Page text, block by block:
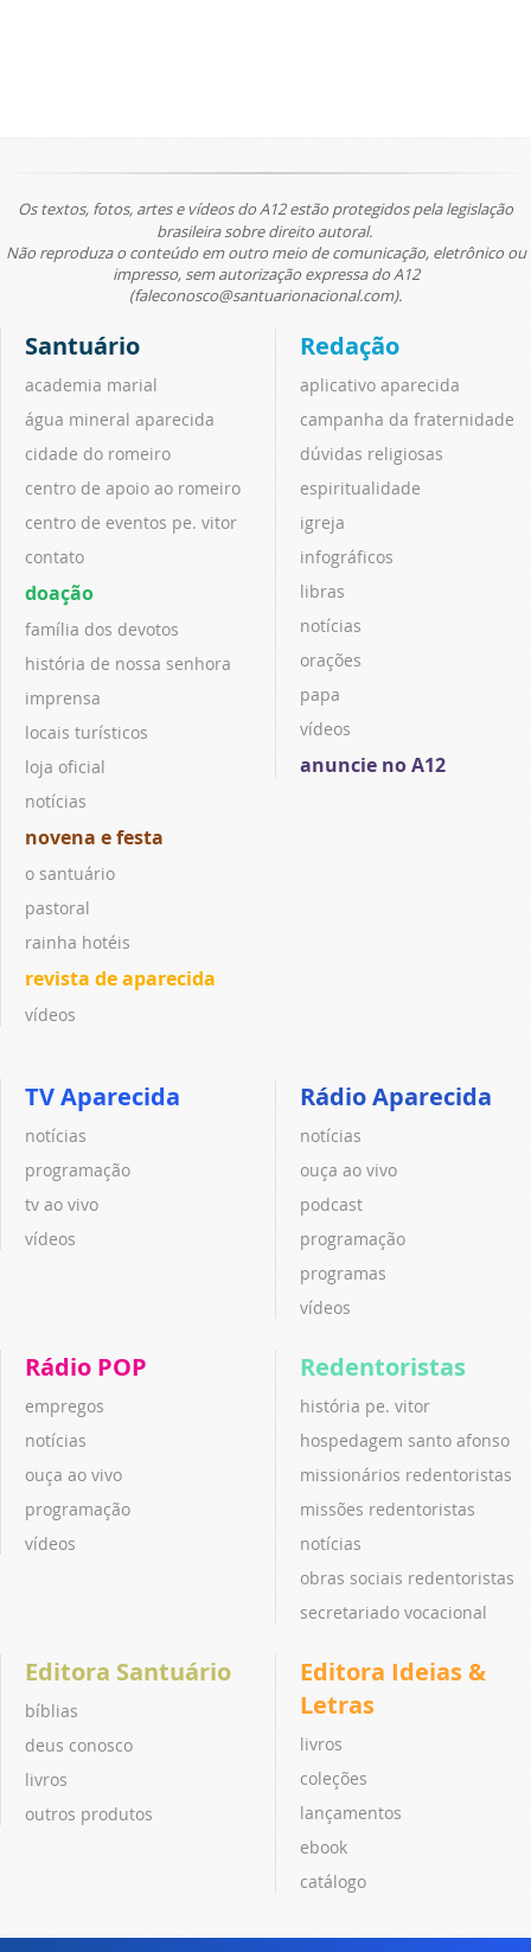
Os textos, fotos, artes e vídeos do A12 estão protegidos pela legislação
brasileira sobre direito autoral.
Não reproduza o conteúdo em outro meio de comunicação, eletrônico ou
impresso, sem autorização expressa do A12
(faleconosco@santuarionacional.com).
Santuário
academia marial
água mineral aparecida
cidade do romeiro
centro de apoio ao romeiro
centro de eventos pe. vitor
contato
doação
família dos devotos
história de nossa senhora
imprensa
locais turísticos
loja oficial
notícias
novena e festa
o santuário
pastoral
rainha hotéis
revista de aparecida
vídeos
Redação
aplicativo aparecida
campanha da fraternidade
dúvidas religiosas
espiritualidade
igreja
infográficos
libras
notícias
orações
papa
vídeos
anuncie no A12
TV Aparecida
notícias
programação
tv ao vivo
vídeos
Rádio Aparecida
notícias
ouça ao vivo
podcast
programação
programas
vídeos
Rádio POP
empregos
notícias
ouça ao vivo
programação
vídeos
Redentoristas
história pe. vitor
hospedagem santo afonso
missionários redentoristas
missões redentoristas
notícias
obras sociais redentoristas
secretariado vocacional
Editora Santuário
bíblias
deus conosco
livros
outros produtos
Editora Ideias &
Letras
livros
coleções
lançamentos
ebook
catálogo